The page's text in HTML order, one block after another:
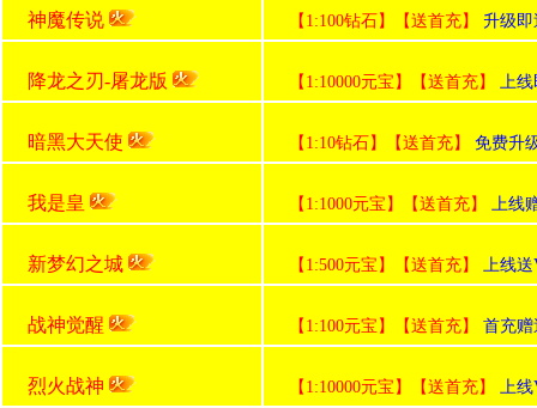
神魔传说 【1:100钻石】【送首充】 升级即
降龙之刃-屠龙版 【1:10000元宝】【送首充】 上线
暗黑大天使 【1:10钻石】【送首充】 免费升
我是皇 【1:1000元宝】【送首充】 上线
新梦幻之城 【1:500元宝】【送首充】 上线送
战神觉醒 【1:100元宝】【送首充】 首充
烈火战神 【1:10000元宝】【送首充】 上线